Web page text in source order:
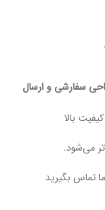
سفارشی و ارسال
بالا
می‌شود.
تماس بگیرید